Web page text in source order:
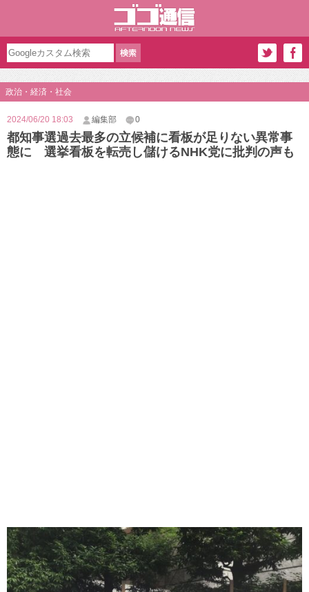
政治・経済・社会
2024/06/20 18:03 編集部 0
都知事選過去最多の立候補に看板が足りない異常事
態に 選挙看板を転売し儲けるNHK党に批判の声も